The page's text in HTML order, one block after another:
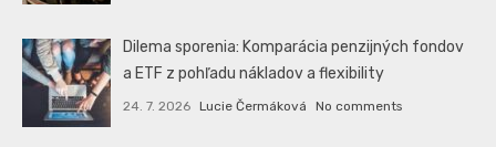
Dilema sporenia: Komparácia penzijných fondov
a ETF z pohľadu nákladov a flexibility
24. 7. 2026 Lucie Čermáková No comments